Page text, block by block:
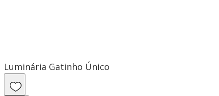
Luminária Gatinho Único